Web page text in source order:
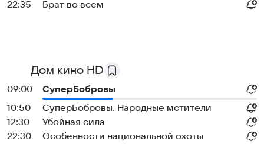
22:35
Брат во всем
Дом кино HD
09:00
СуперБобровы
10:50
СуперБобровы. Народные мстители
12:30
Убойная сила
22:30
Особенности национальной охоты